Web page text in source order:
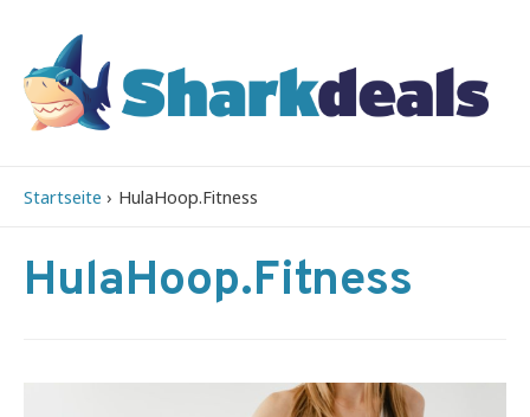
Startseite HulaHoop.Fitness
HulaHoop.Fitness